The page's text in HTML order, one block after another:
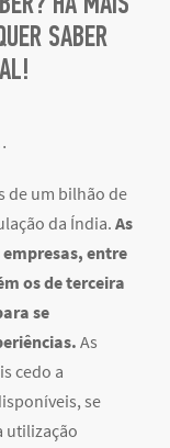
SABER
de um bilhão de
da Índia. As
empresas, entre
os de terceira
se
As
cedo a
se
utilização